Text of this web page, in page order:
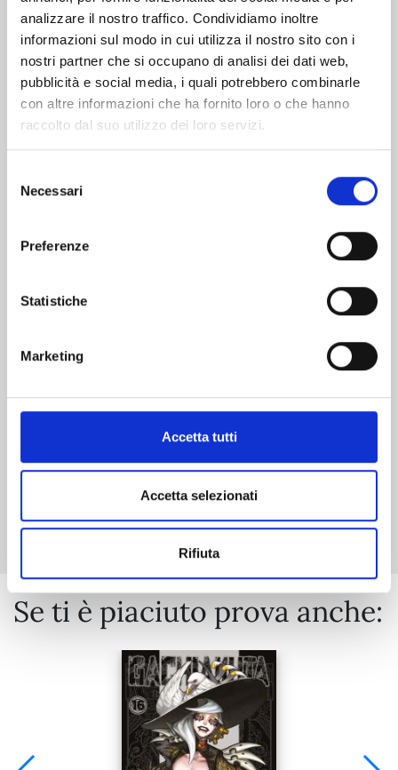
analizzare il nostro traffico. Condividiamo inoltre
informazioni sul modo in cui utilizza il nostro sito con i
nostri partner che si occupano di analisi dei dati web,
pubblicità e social media, i quali potrebbero combinarle
con altre informazioni che ha fornito loro o che hanno
raccolto dal suo utilizzo dei loro servizi.
delNecessari
Preferenze
Statistiche
Marketing
Accetta tutti
Accetta selezionati
Rifiuta
SUPER DRAGON BALL HEROES - ULTRA GOD
€ 5,50
Mostra tutto
Se ti è piaciuto prova anche: